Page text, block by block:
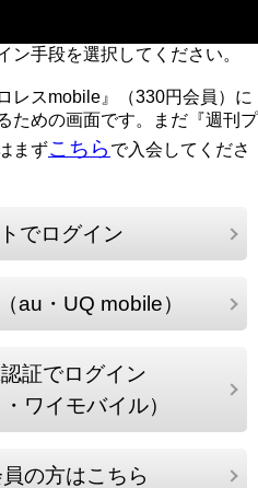
ン手段を選択してください。
レスmobile』（330円会員）に
ための画面です。まだ『週刊プ
まずこちら で入会してくださ
でログイン
au・UQ mobile）
証でログイン
ワイモバイル）
の方はこちら